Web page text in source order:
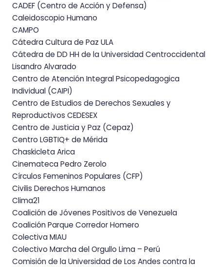
CADEF (Centro de Acción y Defensa)
Caleidoscopio Humano
CAMPO
Cátedra Cultura de Paz ULA
Cátedra de DD HH de la Universidad Centroccidental
Lisandro Alvarado
Centro de Atención Integral Psicopedagogica
Individual (CAIPI)
Centro de Estudios de Derechos Sexuales y
Reproductivos CEDESEX
Centro de Justicia y Paz (Cepaz)
Centro LGBTIQ+ de Mérida
Chaskicleta Arica
Cinemateca Pedro Zerolo
Círculos Femeninos Populares (CFP)
Civilis Derechos Humanos
Clima21
Coalición de Jóvenes Positivos de Venezuela
Coalición Parque Corredor Homero
Colectiva MIAU
Colectivo Marcha del Orgullo Lima – Perú
Comisión de la Universidad de Los Andes contra la